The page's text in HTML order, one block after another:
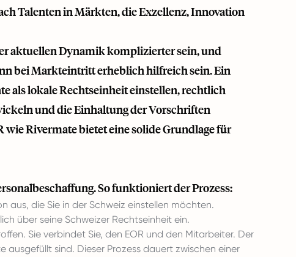
Talenten in Märkten, die Exzellenz, Innovation
aktuellen Dynamik komplizierter sein, und
bei Markteintritt erheblich hilfreich sein. Ein
als lokale Rechtseinheit einstellen, rechtlich
und die Einhaltung der Vorschriften
wieRivermatebietet eine solide Grundlage für
So funktioniert der Prozess:
aus, die Sie in der Schweiz einstellen möchten.
über seine Schweizer Rechtseinheit ein.
Sie verbindet Sie, den EOR und den Mitarbeiter. Der
sind. Dieser Prozess dauert zwischen einer